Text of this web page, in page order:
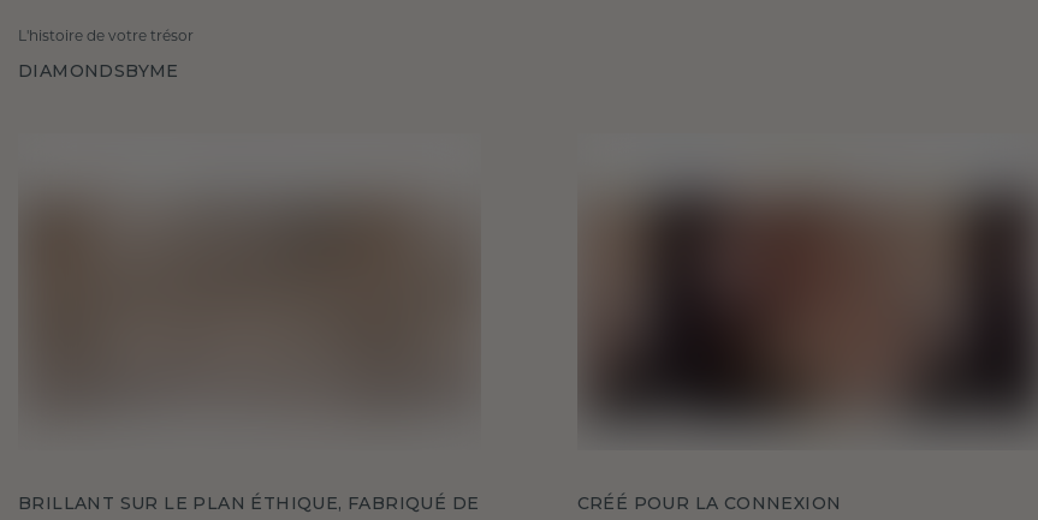
L'histoire de votre trésor
DIAMONDSBYME
BRILLANT SUR LE PLAN ÉTHIQUE, FABRIQUÉ DE
CRÉÉ POUR LA CONNEXION